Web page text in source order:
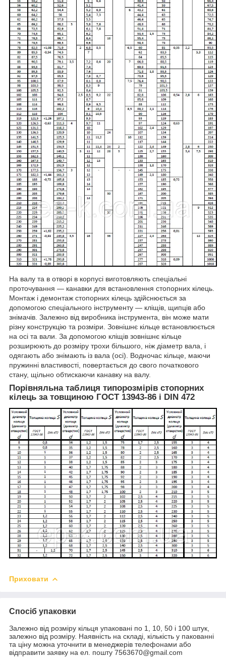
На валу та в отворі в корпусі виготовляють спеціальні
проточування — канавки для встановлення стопорних кілець.
Монтаж і демонтаж стопорних кілець здійснюється за
допомогою спеціального інструменту — кліщів, щипців або
знімачів. Залежно від виробника інструмента, він може мати
різну конструкцію та розміри. Зовнішнє кільце встановлюється
на осі та вали. За допомогою кліщів зовнішнє кільце
розширюють до розміру трохи більшого, ніж діаметр вала, і
одягають або знімають із вала (осі). Водночас кільце, маючи
пружинні властивості, повертається до свого початкового
стану, щільно обтискаючи канавку на валу.
Порівняльна таблиця типорозмірів стопорних
кілець за товщиною ГОСТ 13943-86 і DIN 472
Приховати
Спосіб упаковки
Залежно від розміру кільця упаковані по 1, 10, 50 і 100 штук,
залежно від розміру. Наявність на складі, кількість у пакованні
та ціну можна уточнити в менеджерів телефонами або
відправити заявку на ел. пошту 7563670@gmail.com